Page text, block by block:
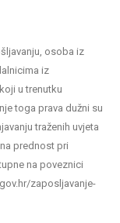
osoba iz
iz
u trenutku
toga prava dužni su
traženih uvjeta
prednost pri
na poveznici
zaposljavanje-